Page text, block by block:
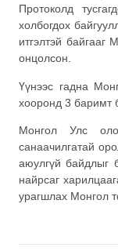
Протоколд
холбогдох
итгэлтэй
онцолсон.
Үүнээс гадна
хооронд 3 баримт
Монгол Улс
санаачилгатай
аюулгүй байдлыг
найрсаг
урагшлах Монгол